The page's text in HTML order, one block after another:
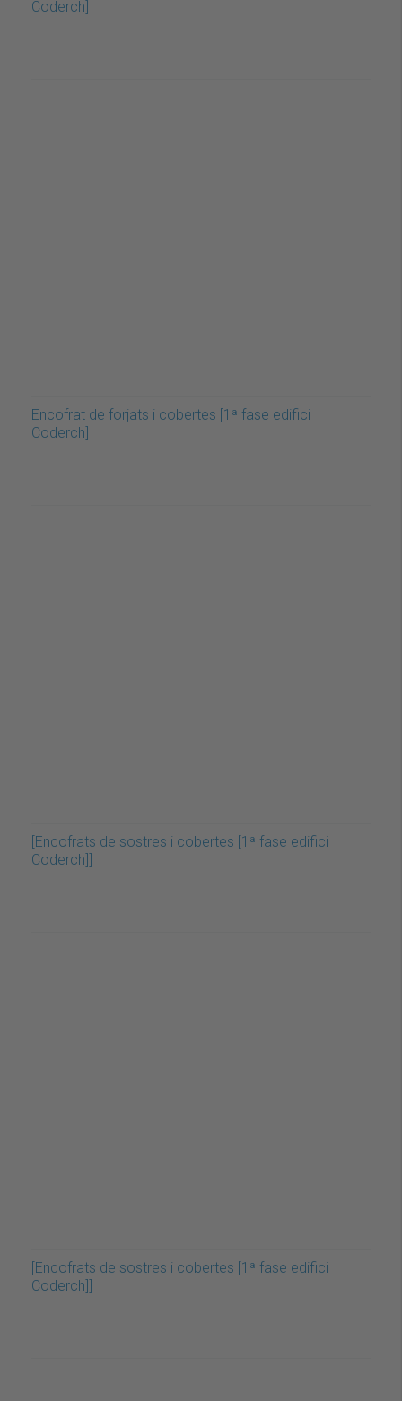
Coderch]
Encofrat de forjats i cobertes [1ª fase edifici
Coderch]
[Encofrats de sostres i cobertes [1ª fase edifici
Coderch]]
[Encofrats de sostres i cobertes [1ª fase edifici
Coderch]]